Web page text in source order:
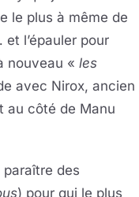
le plus à même de
l’épauler pour
nouveau « les
avec Nirox, ancien
au côté de Manu
des
) pour qui le plus